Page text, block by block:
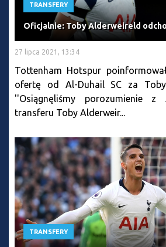
TRANSFERY
Oficjalnie: Toby Alderweireld
27 lipca 2021, 13:34
Tottenham Hotspur
ofertę od Al-Duhail SC za
''Osiągnęliśmy porozumienie z
transferu Toby Alderweir...
TRANSFERY